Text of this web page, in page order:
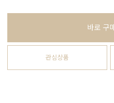
바로 구
관심상품